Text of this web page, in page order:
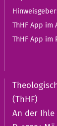
ThHF App
ThHF App
(ThHF)
An der Ihle